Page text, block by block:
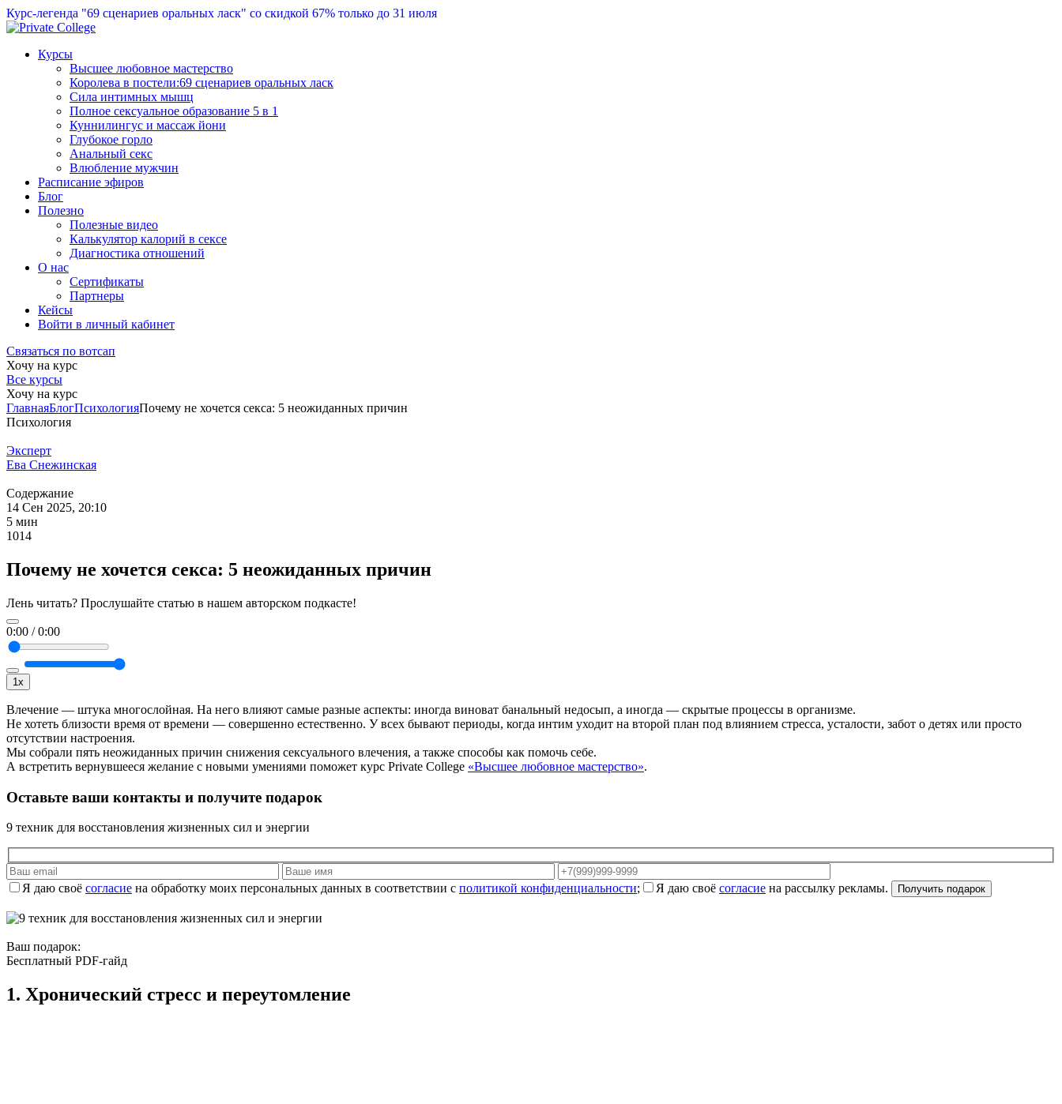
Курс-легенда "69 сценариев оральных ласк" со скидкой 67% только до 31 июля
Курсы
Высшее любовное мастерство
Королева в постели:69 сценариев оральных ласк
Сила интимных мышц
Полное сексуальное образование 5 в 1
Куннилингус и массаж йони
Глубокое горло
Анальный секс
Влюбление мужчин
Расписание эфиров
Блог
Полезно
Полезные видео
Калькулятор калорий в сексе
Диагностика отношений
О нас
Сертификаты
Партнеры
Кейсы
Войти в личный кабинет
Связаться по вотсап
Хочу на курс
Все курсы
Хочу на курс
ГлавнаяБлогПсихологияПочему не хочется секса: 5 неожиданных причин
Психология
Эксперт
Ева Снежинская
Содержание
14 Сен 2025, 20:10
5 мин
1014
Почему не хочется секса: 5 неожиданных причин
Лень читать? Прослушайте статью в нашем авторском подкасте!
0:00 /0:00
1x
Влечение — штука многослойная. На него влияют самые разные аспекты: иногда виноват банальный недосып, а иногда — скрытые процессы в организме.
Не хотеть близости время от времени — совершенно естественно. У всех бывают периоды, когда интим уходит на второй план под влиянием стресса, усталости, забот о детях или просто
отсутствии настроения.
Мы собрали пять неожиданных причин снижения сексуального влечения, а также способы как помочь себе.
А встретить вернувшееся желание с новыми умениями поможет курс Private College «Высшее любовное мастерство».
Оставьте ваши контакты и получите подарок
9 техник для восстановления жизненных сил и энергии
Я даю своё согласие на обработку моих персональных данных в соответствии с политикой конфиденциальности; Я даю своё согласие на рассылку рекламы.
Ваш подарок:
Бесплатный PDF-гайд
1. Хронический стресс и переутомление